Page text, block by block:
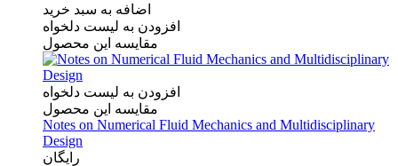
اضافه به سبد خرید
افزودن به لیست دلخواه
مقایسه این محصول
افزودن به لیست دلخواه
مقایسه این محصول
Notes on Numerical Fluid Mechanics and Multidisciplinary
Design
رایگان